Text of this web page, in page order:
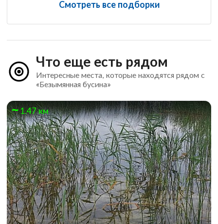
Смотреть все подборки
Что еще есть рядом
Интересные места, которые находятся рядом с
«Безымянная бусина»
1.47 км